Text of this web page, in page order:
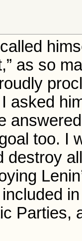
as so
asked
too. I
destroy
Parties,